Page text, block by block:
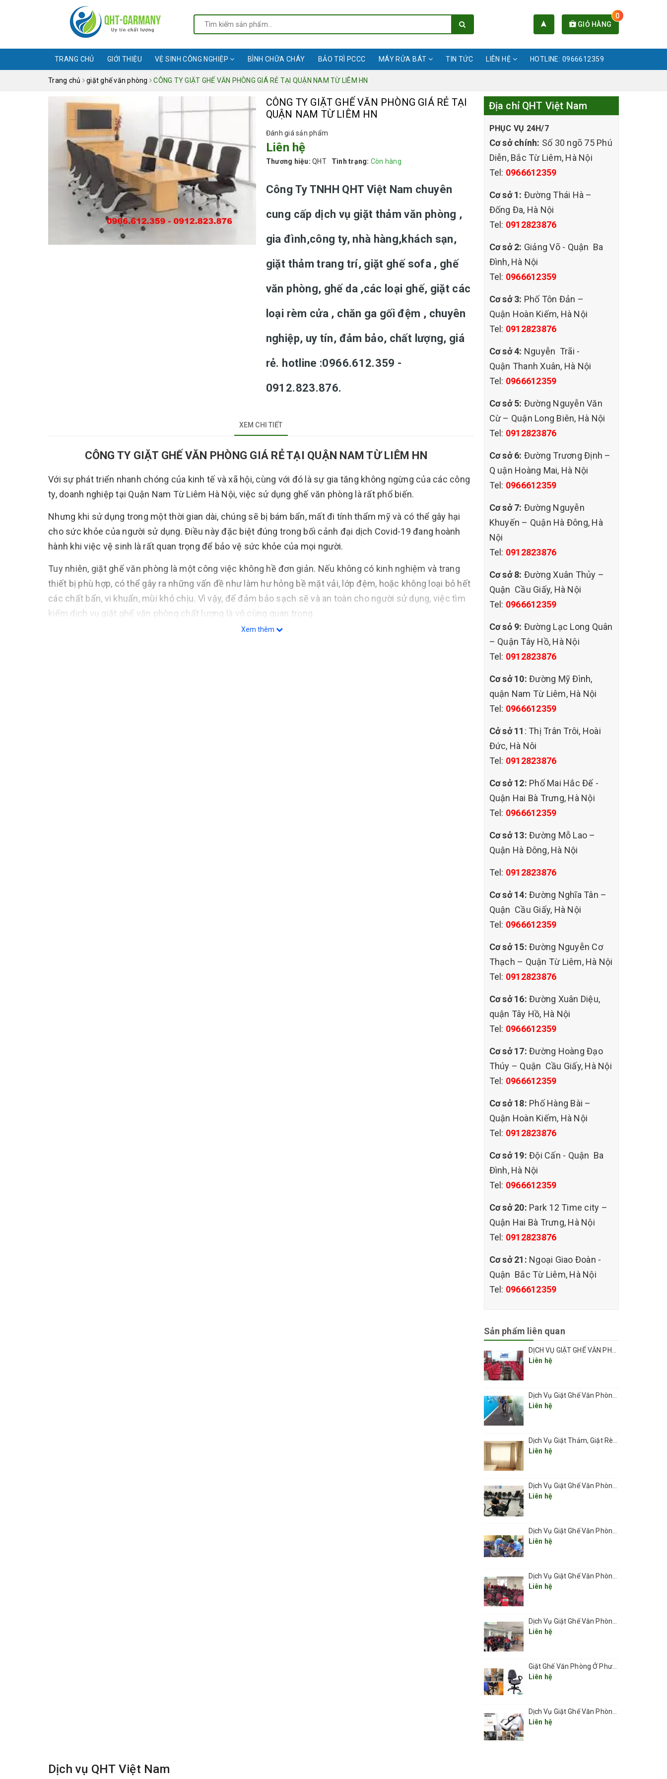
GIỎ HÀNG
0
TRANG CHỦ GIỚI THIỆU VỆ SINH CÔNG NGHIỆP BÌNH CHỮA CHÁY BẢO TRÌ PCCC MÁY RỬA BÁT TIN TỨC LIÊN HỆ HOTLINE: 0966612359
Trang chủ giặt ghế văn phòng CÔNG TY GIẶT GHẾ VĂN PHÒNG GIÁ RẺ TẠI QUẬN NAM TỪ LIÊM HN
CÔNG TY GIẶT GHẾ VĂN PHÒNG GIÁ RẺ TẠI
QUẬN NAM TỪ LIÊM HN
Đánh giá sản phẩm
Liên hệ
Thương hiệu: QHT Tình trạng: Còn hàng
Công Ty TNHH QHT Việt Nam chuyên
cung cấp dịch vụ giặt thảm văn phòng ,
gia đình,công ty, nhà hàng,khách sạn,
giặt thảm trang trí, giặt ghế sofa , ghế
văn phòng, ghế da ,các loại ghế, giặt các
loại rèm cửa , chăn ga gối đệm , chuyên
nghiệp, uy tín, đảm bảo, chất lượng, giá
rẻ. hotline :0966.612.359 -
0912.823.876.
XEM CHI TIẾT
CÔNG TY GIẶT GHẾ VĂN PHÒNG GIÁ RẺ TẠI QUẬN NAM TỪ LIÊM HN
Với sự phát triển nhanh chóng của kinh tế và xã hội, cùng với đó là sự gia tăng không ngừng của các công
ty, doanh nghiệp tại Quận Nam Từ Liêm Hà Nội, việc sử dụng ghế văn phòng là rất phổ biến.
Nhưng khi sử dụng trong một thời gian dài, chúng sẽ bị bám bẩn, mất đi tính thẩm mỹ và có thể gây hại
cho sức khỏe của người sử dụng. Điều này đặc biệt đúng trong bối cảnh đại dịch Covid-19 đang hoành
hành khi việc vệ sinh là rất quan trọng để bảo vệ sức khỏe của mọi người.
Tuy nhiên, giặt ghế văn phòng là một công việc không hề đơn giản. Nếu không có kinh nghiệm và trang
thiết bị phù hợp, có thể gây ra những vấn đề như làm hư hỏng bề mặt vải, lớp đệm, hoặc không loại bỏ hết
các chất bẩn, vi khuẩn, mùi khó chịu. Vì vậy, để đảm bảo sạch sẽ và an toàn cho người sử dụng, việc tìm
kiếm dịch vụ giặt ghế văn phòng chất lượng là vô cùng quan trọng.
Tại Hà Nội, có rất nhiều công ty cung cấp dịch vụ giặt ghế văn phòng, nhưng không phải tất cả đều đảm
Xem thêm
Địa chỉ QHT Việt Nam
PHỤC VỤ 24H/7
Cơ sở chính: Số 30 ngõ 75 Phú
Diễn, Bắc Từ Liêm, Hà Nội
Tel: 0966612359
Cơ sở 1: Đường Thái Hà –
Đống Đa, Hà Nội
Tel: 0912823876
Cơ sở 2: Giảng Võ - Quận Ba
Đình, Hà Nội
Tel: 0966612359
Cơ sở 3: Phố Tôn Đản –
Quận Hoàn Kiếm, Hà Nội
Tel: 0912823876
Cơ sở 4: Nguyễn Trãi -
Quận Thanh Xuân, Hà Nội
Tel: 0966612359
Cơ sở 5: Đường Nguyễn Văn
Cừ – Quận Long Biên, Hà Nội
Tel: 0912823876
Cơ sở 6: Đường Trương Định –
Q uận Hoàng Mai, Hà Nội
Tel: 0966612359
Cơ sở 7: Đường Nguyễn
Khuyến – Quận Hà Đông, Hà
Nội
Tel: 0912823876
Cơ sở 8: Đường Xuân Thủy –
Quận Cầu Giấy, Hà Nội
Tel: 0966612359
Cơ sỏ 9: Đường Lạc Long Quân
– Quận Tây Hồ, Hà Nội
Tel: 0912823876
Cơ sở 10: Đường Mỹ Đình,
quận Nam Từ Liêm, Hà Nội
Tel: 0966612359
Cở sở 11 : Thị Trân Trôi, Hoài
Đức, Hà Nôi
Tel: 0912823876
Cơ sở 12: Phố Mai Hắc Đế -
Quận Hai Bà Trưng, Hà Nội
Tel: 0966612359
Cơ sở 13: Đường Mỗ Lao –
Quận Hà Đông, Hà Nội
Tel: 0912823876
Cơ sở 14: Đường Nghĩa Tân –
Quận Cầu Giấy, Hà Nội
Tel: 0966612359
Cơ sở 15: Đường Nguyễn Cơ
Thạch – Quận Từ Liêm, Hà Nội
Tel: 0912823876
Cơ sở 16: Đường Xuân Diệu,
quận Tây Hồ, Hà Nội
Tel: 0966612359
Cơ sở 17: Đường Hoàng Đạo
Thúy – Quận Cầu Giấy, Hà Nội
Tel: 0966612359
Cơ sở 18: Phố Hàng Bài –
Quận Hoàn Kiếm, Hà Nội
Tel: 0912823876
Cơ sở 19: Đội Cấn - Quận Ba
Đình, Hà Nội
Tel: 0966612359
Cơ sở 20: Park 12 Time city –
Quận Hai Bà Trưng, Hà Nội
Tel: 0912823876
Cơ sở 21: Ngoại Giao Đoàn -
Quận Bắc Từ Liêm, Hà Nội
Tel: 0966612359
Sản phẩm liên quan
Liên hệ
Liên hệ
Liên hệ
Liên hệ
Liên hệ
Liên hệ
Liên hệ
Giặt Ghế Văn Phòng Ở Phường Cửa Nam giá rẻ 2025
Liên hệ
Liên hệ
Dịch vụ QHT Việt Nam